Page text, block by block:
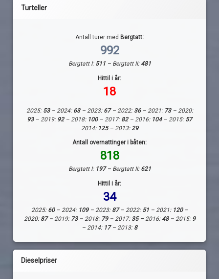
Turteller
Antall turer med Bergtatt:
992
Bergtatt I: 511 – Bergtatt II:481
Hittil i år:
18
2025: 53– 2024:63– 2023: 67– 2022: 36– 2021: 73– 2020:
93– 2019: 92– 2018: 100 – 2017: 82– 2016: 104– 2015: 57
2014: 125– 2013: 29
Antall overnattinger i båten:
818
Bergtatt I: 197– Bergtatt II: 621
Hittil i år:
34
2025: 60– 2024: 109– 2023: 87– 2022: 51– 2021: 120–
2020: 87– 2019: 73– 2018: 79– 2017: 35 –2016:48– 2015: 9
– 2014: 17– 2013: 8
Dieselpriser